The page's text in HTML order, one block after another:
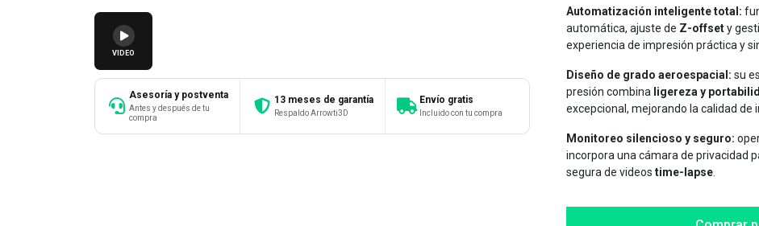
VIDEO
Asesoría y postventa
Antes y después de tu
compra
13 meses de garantía
Respaldo Arrowti3D
Envío gratis
Incluido con tu compra
Automatización inteligente total:
automática, ajuste de Z-offsety
experiencia de impresión práctica y
Diseño de grado aeroespacial: su
presión combina ligereza y
excepcional, mejorando la calidad de
Monitoreo silencioso y seguro:
incorpora una cámara de privacidad
segura de videos time-lapse